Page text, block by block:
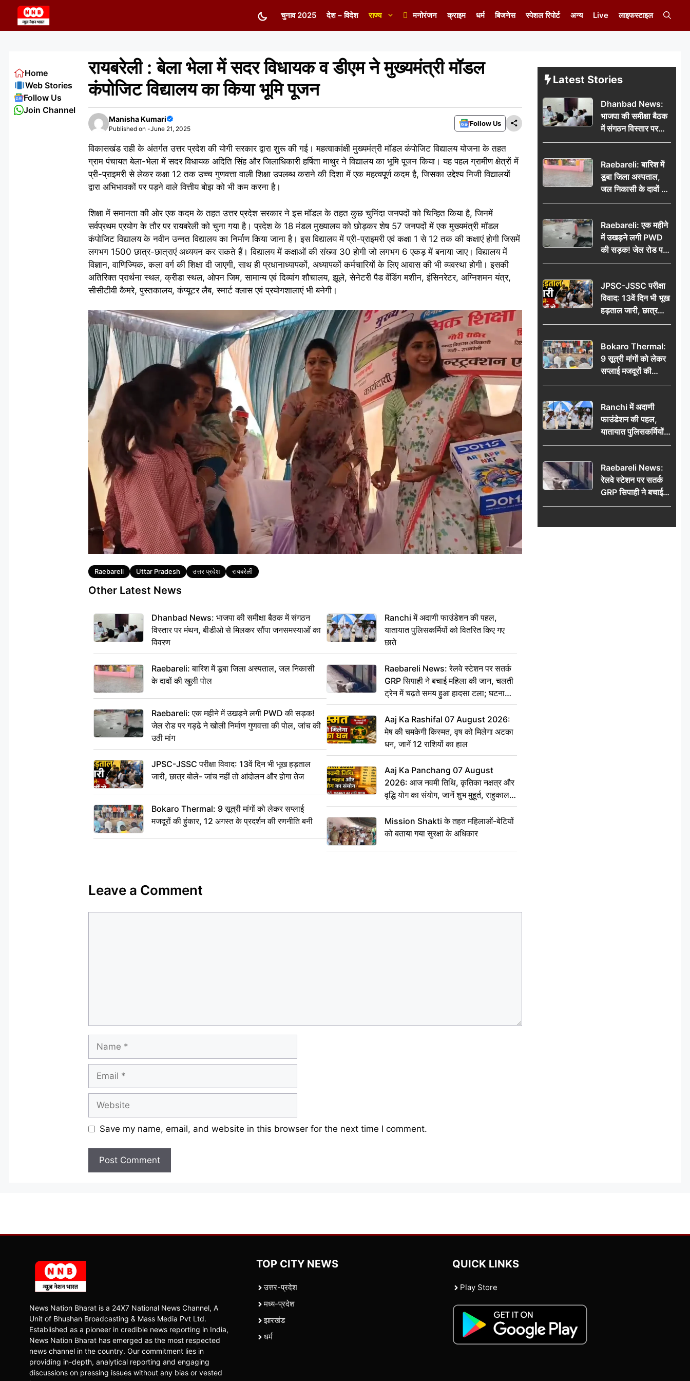
content
चुनाव 2025 देश – विदेश राज्य मनोरंजन क्राइम धर्म बिजनेस स्पेशल रिपोर्ट अन्य Live लाइफस्टाइल
रायबरेली : बेला भेला में सदर विधायक व डीएम ने मुख्यमंत्री मॉडल
कंपोजिट विद्यालय का किया भूमि पूजन
Manisha Kumari
Published on -June 21, 2025
Follow Us
विकासखंड राही के अंतर्गत उत्तर प्रदेश की योगी सरकार द्वारा शुरू की गई। महत्वाकांक्षी मुख्यमंत्री मॉडल कंपोजिट विद्यालय योजना के तहत
ग्राम पंचायत बेला-भेला में सदर विधायक अदिति सिंह और जिलाधिकारी हर्षिता माथुर ने विद्यालय का भूमि पूजन किया। यह पहल ग्रामीण क्षेत्रों में
प्री-प्राइमरी से लेकर कक्षा 12 तक उच्च गुणवत्ता वाली शिक्षा उपलब्ध कराने की दिशा में एक महत्वपूर्ण कदम है, जिसका उद्देश्य निजी विद्यालयों
द्वारा अभिभावकों पर पड़ने वाले वित्तीय बोझ को भी कम करना है।
शिक्षा में समानता की ओर एक कदम के तहत उत्तर प्रदेश सरकार ने इस मॉडल के तहत कुछ चुनिंदा जनपदों को चिन्हित किया है, जिनमें
सर्वप्रथम प्रयोग के तौर पर रायबरेली को चुना गया है। प्रदेश के 18 मंडल मुख्यालय को छोड़कर शेष 57 जनपदों में एक मुख्यमंत्री मॉडल
कंपोजिट विद्यालय के नवीन उन्नत विद्यालय का निर्माण किया जाना है। इस विद्यालय में प्री-प्राइमरी एवं कक्षा 1 से 12 तक की कक्षाएं होगी जिसमें
लगभग 1500 छात्र-छात्राएं अध्ययन कर सकते हैं। विद्यालय में कक्षाओं की संख्या 30 होगी जो लगभग 6 एकड़ में बनाया जाए। विद्यालय में
विज्ञान, वाणिज्यिक, कला वर्ग की शिक्षा दी जाएगी, साथ ही प्रधानाध्यापकों, अध्यापकों कर्मचारियों के लिए आवास की भी व्यवस्था होगी। इसकी
अतिरिक्त प्रार्थना स्थल, क्रीडा स्थल, ओपन जिम, सामान्य एवं दिव्यांग शौचालय, झूले, सेनेटरी पैड वेंडिंग मशीन, इंसिनरेटर, अग्निशमन यंत्र,
सीसीटीवी कैमरे, पुस्तकालय, कंप्यूटर लैब, स्मार्ट क्लास एवं प्रयोगशालाएं भी बनेगी।
Tags
Raebareli Uttar Pradesh उत्तर प्रदेश रायबरेली
Other Latest News
Dhanbad News: भाजपा की समीक्षा बैठक में संगठन
विस्तार पर मंथन, बीडीओ से मिलकर सौंपा जनसमस्याओं का
विवरण
Raebareli: बारिश में डूबा जिला अस्पताल, जल निकासी
के दावों की खुली पोल
Raebareli: एक महीने में उखड़ने लगी PWD की सड़क!
जेल रोड पर गड्ढे ने खोली निर्माण गुणवत्ता की पोल, जांच की
उठी मांग
JPSC-JSSC परीक्षा विवाद: 13वें दिन भी भूख हड़ताल
जारी, छात्र बोले- जांच नहीं तो आंदोलन और होगा तेज
Bokaro Thermal: 9 सूत्री मांगों को लेकर सप्लाई
मजदूरों की हुंकार, 12 अगस्त के प्रदर्शन की रणनीति बनी
Ranchi में अदाणी फाउंडेशन की पहल,
यातायात पुलिसकर्मियों को वितरित किए गए
छाते
Raebareli News: रेलवे स्टेशन पर सतर्क
GRP सिपाही ने बचाई महिला की जान, चलती
ट्रेन में चढ़ते समय हुआ हादसा टला; घटना
CCTV में कैद
Aaj Ka Rashifal 07 August 2026:
मेष की चमकेगी किस्मत, वृष को मिलेगा अटका
धन, जानें 12 राशियों का हाल
Aaj Ka Panchang 07 August
2026: आज नवमी तिथि, कृतिका नक्षत्र और
वृद्धि योग का संयोग, जानें शुभ मुहूर्त, राहुकाल
का सही समय
Mission Shakti के तहत महिलाओं-बेटियों
को बताया गया सुरक्षा के अधिकार
Leave a Comment
Save my name, email, and website in this browser for the next time I comment.
Home
Web Stories
Follow Us
Join Channel
Latest Stories
Dhanbad News:
भाजपा की समीक्षा बैठक
में संगठन विस्तार पर
मंथन, बीडीओ से
जनसमस्याओं का विवरण
Raebareli: बारिश में
डूबा जिला अस्पताल,
जल निकासी के दावों की
खुली पोल
Raebareli: एक महीने
में उखड़ने लगी PWD
की सड़क! जेल रोड पर
गड्ढे ने खोली निर्माण
की उठी मांग
JPSC-JSSC परीक्षा
विवाद: 13वें दिन भी भूख
हड़ताल जारी, छात्र
बोले- जांच नहीं तो
Bokaro Thermal:
9 सूत्री मांगों को लेकर
सप्लाई मजदूरों की
हुंकार, 12 अगस्त के
Ranchi में अदाणी
फाउंडेशन की पहल,
यातायात पुलिसकर्मियों
को वितरित किए गए छाते
Raebareli News:
रेलवे स्टेशन पर सतर्क
GRP सिपाही ने बचाई
महिला की जान, चलती
हादसा टला; घटना
News Nation Bharat is a 24X7 National News Channel, A
Unit of Bhushan Broadcasting & Mass Media Pvt Ltd.
Established as a pioneer in credible news reporting in India,
News Nation Bharat has emerged as the most respected
news channel in the country. Our commitment lies in
providing in-depth, analytical reporting and engaging
discussions on pressing issues without any bias or vested
TOP CITY NEWS
उत्तर-प्रदेश
मध्य-प्रदेश
झारखंड
धर्म
QUICK LINKS
Play Store